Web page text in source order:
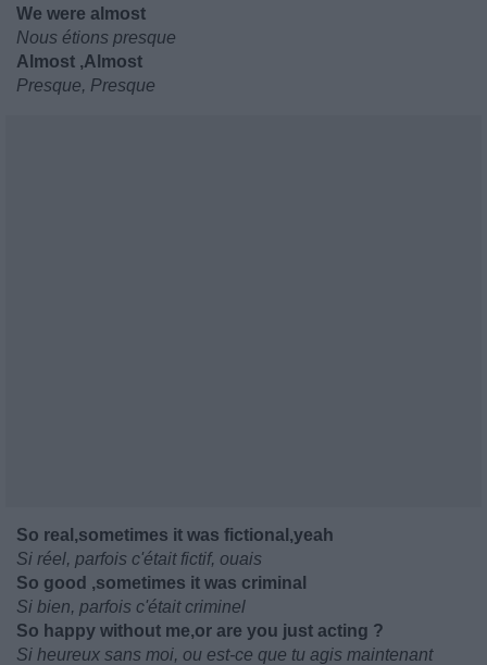
We were almost
Nous étions presque
Almost ,Almost
Presque, Presque
So real,sometimes it was fictional,yeah
Si réel, parfois c'était fictif, ouais
So good ,sometimes it was criminal
Si bien, parfois c'était criminel
So happy without me,or are you just acting ?
Si heureux sans moi, ou est-ce que tu agis maintenant